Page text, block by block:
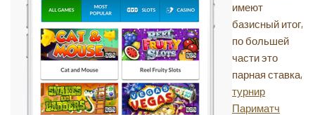
имеют
базисный итог,
по большей
части это
парная ставка,
турнир
Париматч